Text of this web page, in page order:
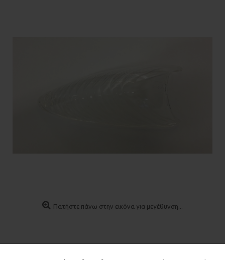
Πατήστε πάνω στην εικόνα για μεγέθυνση...